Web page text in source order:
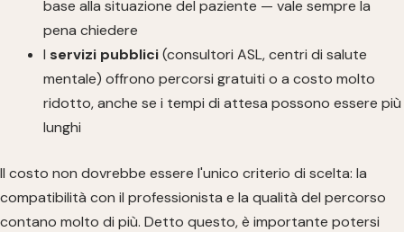
base alla situazione del paziente — vale sempre la
pena chiedere
I servizi pubblici(consultori ASL, centri di salute
mentale) offrono percorsi gratuiti o a costo molto
ridotto, anche se i tempi di attesa possono essere più
lunghi
Il costo non dovrebbe essere l'unico criterio di scelta: la
compatibilità con il professionista e la qualità del percorso
contano molto di più. Detto questo, è importante potersi